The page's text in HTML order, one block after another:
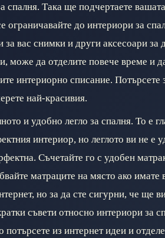
спалня. Така ще подчертаете
ограничавайте до интериори за
вас снимки и други аксесоари за
може да отделите повече време и
интериорно списание. Потърсете
най-красивия.
и удобно легло за спалня. То е
интериор, но леглото ви не е
Съчетайте го с удобен
матраците на място ако
но за да сте сигурни, че ще
съвети относно интериори за
из интернет идеи и